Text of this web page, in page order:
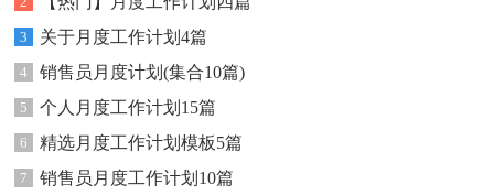
3 关于月度工作计划4篇
4 销售员月度计划(集合10篇)
5 个人月度工作计划15篇
6 精选月度工作计划模板5篇
7 销售员月度工作计划10篇